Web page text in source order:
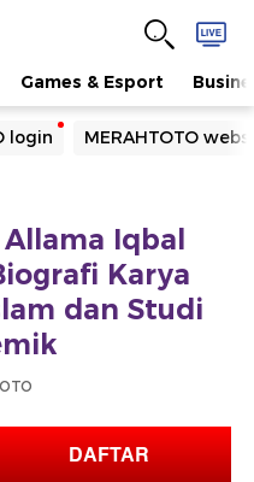
Games & Esport
login MERAHTOTO
Allama Iqbal
Karya
dan Studi
DAFTAR